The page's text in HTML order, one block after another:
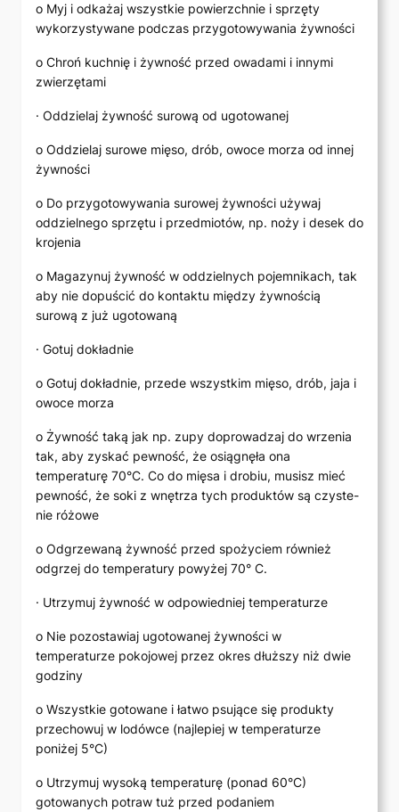
o Myj i odkażaj wszystkie powierzchnie i sprzęty
wykorzystywane podczas przygotowywania żywności
o Chroń kuchnię i żywność przed owadami i innymi
zwierzętami
· Oddzielaj żywność surową od ugotowanej
o Oddzielaj surowe mięso, drób, owoce morza od innej
żywności
o Do przygotowywania surowej żywności używaj
oddzielnego sprzętu i przedmiotów, np. noży i desek do
krojenia
o Magazynuj żywność w oddzielnych pojemnikach, tak
aby nie dopuścić do kontaktu między żywnością
surową z już ugotowaną
· Gotuj dokładnie
o Gotuj dokładnie, przede wszystkim mięso, drób, jaja i
owoce morza
o Żywność taką jak np. zupy doprowadzaj do wrzenia
tak, aby zyskać pewność, że osiągnęła ona
temperaturę 70°C. Co do mięsa i drobiu, musisz mieć
pewność, że soki z wnętrza tych produktów są czyste-
nie różowe
o Odgrzewaną żywność przed spożyciem również
odgrzej do temperatury powyżej 70° C.
· Utrzymuj żywność w odpowiedniej temperaturze
o Nie pozostawiaj ugotowanej żywności w
temperaturze pokojowej przez okres dłuższy niż dwie
godziny
o Wszystkie gotowane i łatwo psujące się produkty
przechowuj w lodówce (najlepiej w temperaturze
poniżej 5°C)
o Utrzymuj wysoką temperaturę (ponad 60°C)
gotowanych potraw tuż przed podaniem